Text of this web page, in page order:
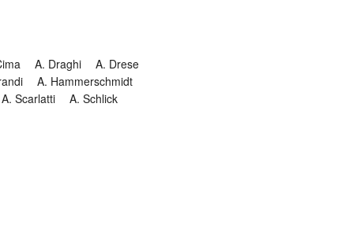
A. Draghi
A. Drese
A. Hammerschmidt
A. Scarlatti
A. Schlick